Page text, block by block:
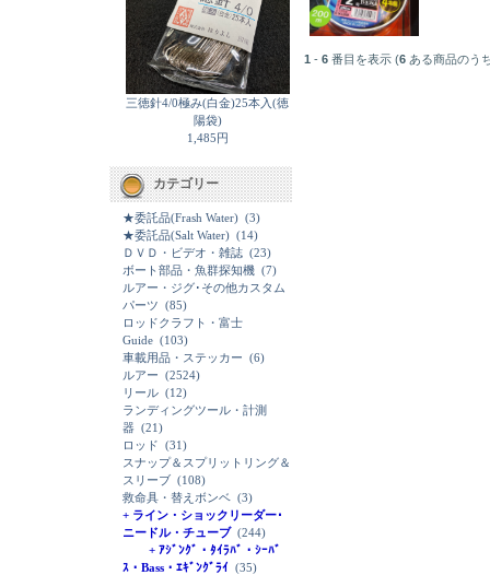
三徳針4/0極み(白金)25本入(徳
陽袋)
1,485円
カテゴリー
★委託品(Frash Water) (3)
★委託品(Salt Water) (14)
ＤＶＤ・ビデオ・雑誌 (23)
ボート部品・魚群探知機 (7)
ルアー・ジグ･その他カスタム
パーツ (85)
ロッドクラフト・富士
Guide (103)
車載用品・ステッカー (6)
ルアー (2524)
リール (12)
ランディングツール・計測
器 (21)
ロッド (31)
スナップ＆スプリットリング＆
スリーブ (108)
救命具・替えボンベ (3)
+ ライン・ショックリーダー･
ニードル・チューブ(244)
+ ｱｼﾞﾝｸﾞ・ﾀｲﾗﾊﾞ・ｼｰﾊﾞ
ｽ・Bass・ｴｷﾞﾝｸﾞﾗｲ (35)
1 - 6 番目を表示 (6 ある商品のう